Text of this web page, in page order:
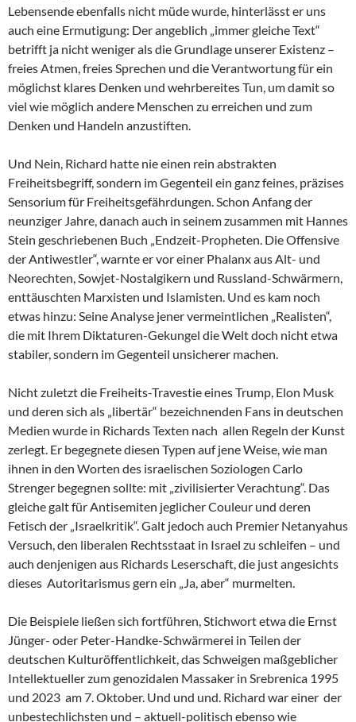
Lebensende ebenfalls nicht müde wurde, hinterlässt er uns
auch eine Ermutigung: Der angeblich „immer gleiche Text“
betrifft ja nicht weniger als die Grundlage unserer Existenz –
freies Atmen, freies Sprechen und die Verantwortung für ein
möglichst klares Denken und wehrbereites Tun, um damit so
viel wie möglich andere Menschen zu erreichen und zum
Denken und Handeln anzustiften.
Und Nein, Richard hatte nie einen rein abstrakten
Freiheitsbegriff, sondern im Gegenteil ein ganz feines, präzises
Sensorium für Freiheitsgefährdungen. Schon Anfang der
neunziger Jahre, danach auch in seinem zusammen mit Hannes
Stein geschriebenen Buch „Endzeit-Propheten. Die Offensive
der Antiwestler“, warnte er vor einer Phalanx aus Alt- und
Neorechten, Sowjet-Nostalgikern und Russland-Schwärmern,
enttäuschten Marxisten und Islamisten. Und es kam noch
etwas hinzu: Seine Analyse jener vermeintlichen „Realisten“,
die mit Ihrem Diktaturen-Gekungel die Welt doch nicht etwa
stabiler, sondern im Gegenteil unsicherer machen.
Nicht zuletzt die Freiheits-Travestie eines Trump, Elon Musk
und deren sich als „libertär“ bezeichnenden Fans in deutschen
Medien wurde in Richards Texten nach allen Regeln der Kunst
zerlegt. Er begegnete diesen Typen auf jene Weise, wie man
ihnen in den Worten des israelischen Soziologen Carlo
Strenger begegnen sollte: mit „zivilisierter Verachtung“. Das
gleiche galt für Antisemiten jeglicher Couleur und deren
Fetisch der „Israelkritik“. Galt jedoch auch Premier Netanyahus
Versuch, den liberalen Rechtsstaat in Israel zu schleifen – und
auch denjenigen aus Richards Leserschaft, die just angesichts
dieses Autoritarismus gern ein „Ja, aber“ murmelten.
Die Beispiele ließen sich fortführen, Stichwort etwa die Ernst
Jünger- oder Peter-Handke-Schwärmerei in Teilen der
deutschen Kulturöffentlichkeit, das Schweigen maßgeblicher
Intellektueller zum genozidalen Massaker in Srebrenica 1995
und 2023 am 7. Oktober. Und und und. Richard war einer der
unbestechlichsten und – aktuell-politisch ebenso wie